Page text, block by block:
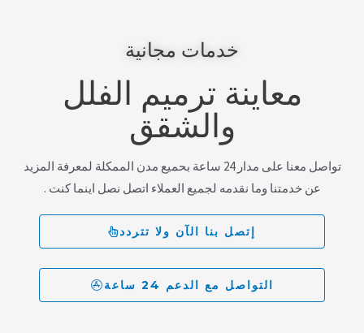
خدمات مجانية
معاينة ترميم الفلل
والشقق
تواصل معنا على مدار 24 ساعة بحميع مدن الممكلة لمعرفة المزيد
عن خدمتنا وما نقدمه لجميع العملاء اتصل نصل اينما كنت .
إتصل بنا الآن ولا تتردد
التواصل مع الدعم 24 ساعة